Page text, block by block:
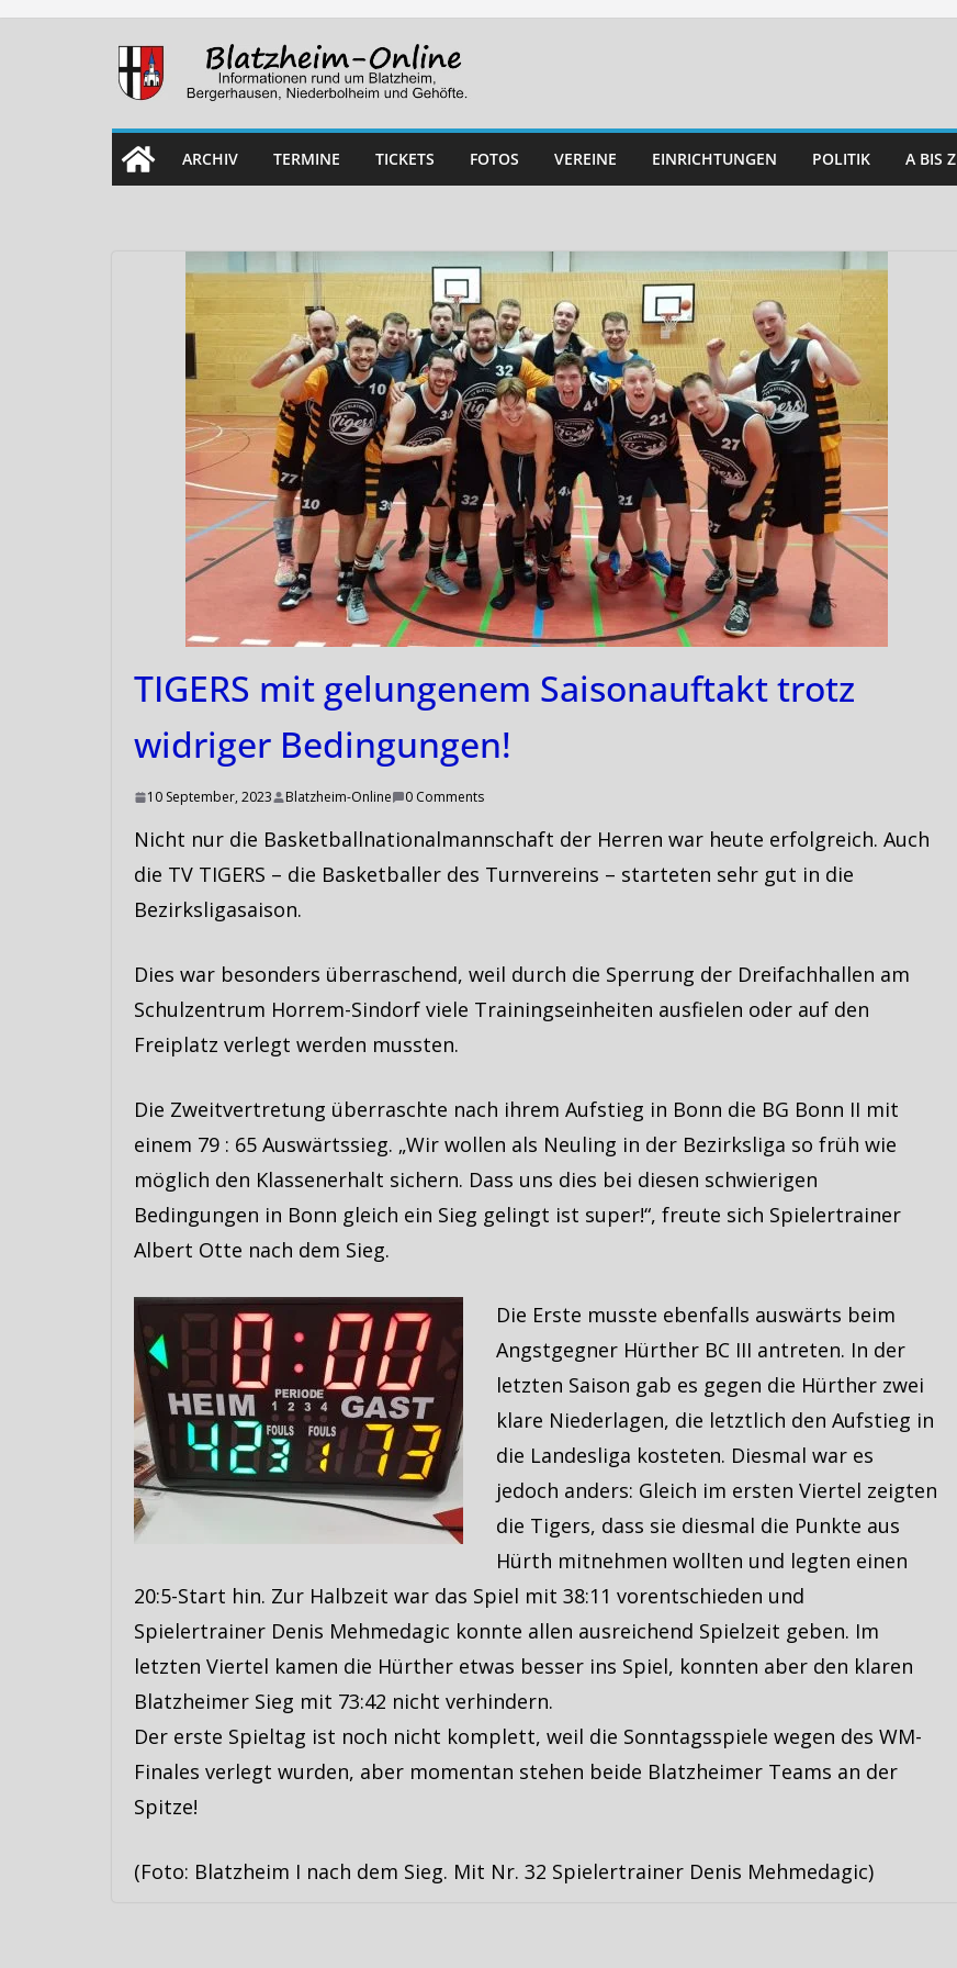
Skip
ARCHIV TERMINE TICKETS FOTOS VEREINE EINRICHTUNGEN POLITIK A BIS Z
TIGERS mit gelungenem Saisonauftakt trotz
widriger Bedingungen!
10 September, 2023 Blatzheim-Online 0 Comments
Nicht nur die Basketballnationalmannschaft der Herren war heute erfolgreich. Auch
die TV TIGERS – die Basketballer des Turnvereins – starteten sehr gut in die
Bezirksligasaison.
Dies war besonders überraschend, weil durch die Sperrung der Dreifachhallen am
Schulzentrum Horrem-Sindorf viele Trainingseinheiten ausfielen oder auf den
Freiplatz verlegt werden mussten.
Die Zweitvertretung überraschte nach ihrem Aufstieg in Bonn die BG Bonn II mit
einem 79 : 65 Auswärtssieg. „Wir wollen als Neuling in der Bezirksliga so früh wie
möglich den Klassenerhalt sichern. Dass uns dies bei diesen schwierigen
Bedingungen in Bonn gleich ein Sieg gelingt ist super!“, freute sich Spielertrainer
Albert Otte nach dem Sieg.
Die Erste musste ebenfalls auswärts beim
Angstgegner Hürther BC III antreten. In der
letzten Saison gab es gegen die Hürther zwei
klare Niederlagen, die letztlich den Aufstieg in
die Landesliga kosteten. Diesmal war es
jedoch anders: Gleich im ersten Viertel zeigten
die Tigers, dass sie diesmal die Punkte aus
Hürth mitnehmen wollten und legten einen
20:5-Start hin. Zur Halbzeit war das Spiel mit 38:11 vorentschieden und
Spielertrainer Denis Mehmedagic konnte allen ausreichend Spielzeit geben. Im
letzten Viertel kamen die Hürther etwas besser ins Spiel, konnten aber den klaren
Blatzheimer Sieg mit 73:42 nicht verhindern.
Der erste Spieltag ist noch nicht komplett, weil die Sonntagsspiele wegen des WM-
Finales verlegt wurden, aber momentan stehen beide Blatzheimer Teams an der
Spitze!
(Foto: Blatzheim I nach dem Sieg. Mit Nr. 32 Spielertrainer Denis Mehmedagic)